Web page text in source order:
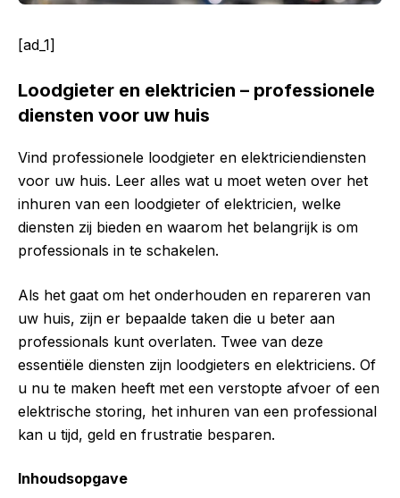
[ad_1]
Loodgieter en elektricien – professionele
diensten voor uw huis
Vind professionele loodgieter en elektriciendiensten
voor uw huis. Leer alles wat u moet weten over het
inhuren van een loodgieter of elektricien, welke
diensten zij bieden en waarom het belangrijk is om
professionals in te schakelen.
Als het gaat om het onderhouden en repareren van
uw huis, zijn er bepaalde taken die u beter aan
professionals kunt overlaten. Twee van deze
essentiële diensten zijn loodgieters en elektriciens. Of
u nu te maken heeft met een verstopte afvoer of een
elektrische storing, het inhuren van een professional
kan u tijd, geld en frustratie besparen.
Inhoudsopgave